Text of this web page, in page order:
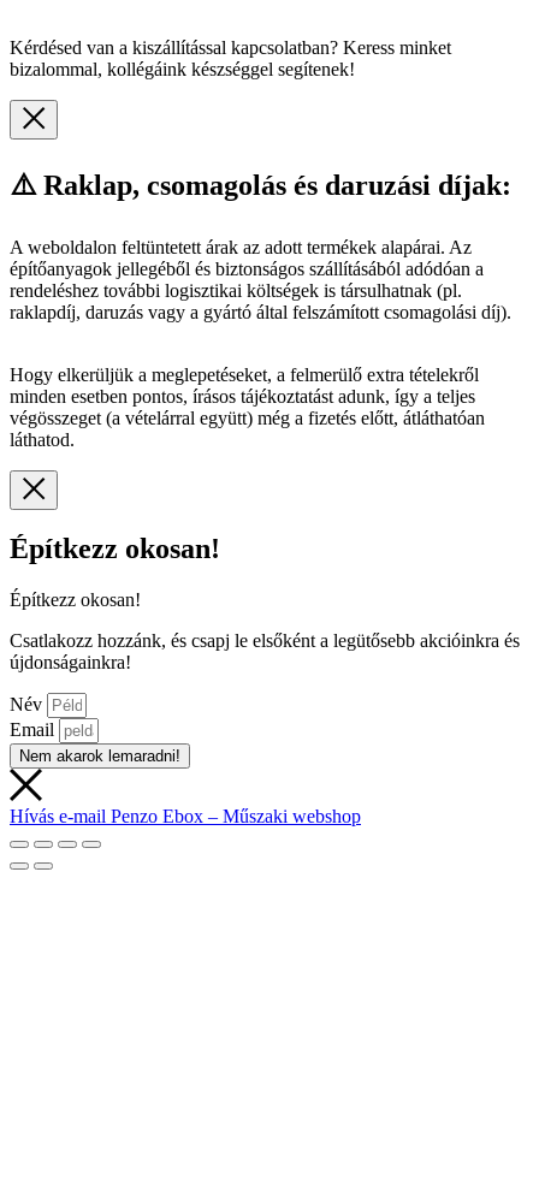
Kérdésed van a kiszállítással kapcsolatban? Keress minket
bizalommal, kollégáink készséggel segítenek!
⚠️ Raklap, csomagolás és daruzási díjak:
A weboldalon feltüntetett árak az adott termékek alapárai. Az
építőanyagok jellegéből és biztonságos szállításából adódóan a
rendeléshez további logisztikai költségek is társulhatnak (pl.
raklapdíj, daruzás vagy a gyártó által felszámított csomagolási díj).
Hogy elkerüljük a meglepetéseket, a felmerülő extra tételekről
minden esetben pontos, írásos tájékoztatást adunk, így a teljes
végösszeget (a vételárral együtt) még a fizetés előtt, átláthatóan
láthatod.
Építkezz okosan!
Építkezz okosan!
Csatlakozz hozzánk, és csapj le elsőként a legütősebb akcióinkra és
újdonságainkra!
Név
Email
Nem akarok lemaradni!
Hívás e-mail Penzo Ebox – Műszaki webshop